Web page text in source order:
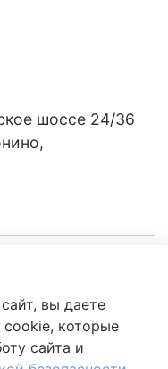
шоссе 24/36
вы даете
cookie, которые
сайта и
обработки